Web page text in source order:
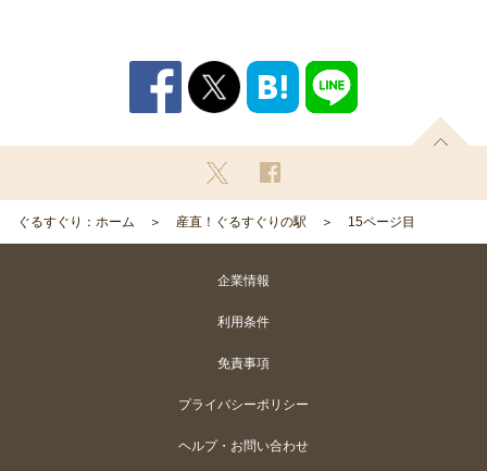
ぐるすぐり：ホーム 産直！ぐるすぐりの駅 15ページ目
企業情報
利用条件
免責事項
プライバシーポリシー
ヘルプ・お問い合わせ